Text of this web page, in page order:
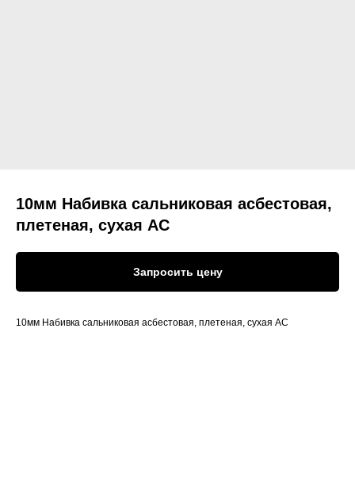
10мм Набивка сальниковая асбестовая,
плетеная, сухая АС
Запросить цену
10мм Набивка сальниковая асбестовая, плетеная, сухая АС